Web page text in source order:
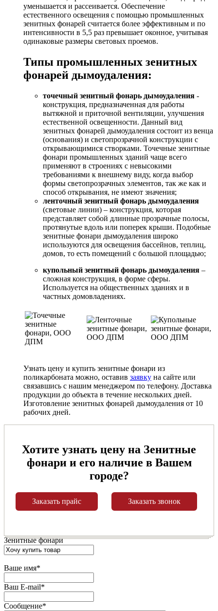
уменьшается и рассеивается. Обеспечение
естественного освещения с помощью промышленных
зенитных фонарей считается более эффективным и по
интенсивности в 5,5 раз превышает оконное, учитывая
одинаковые размеры световых проемов.
Типы промышленных зенитных
фонарей дымоудаления:
точечный зенитный фонарь дымоудаления -
конструкция, предназначенная для работы
вытяжной и приточной вентиляции, улучшения
естественной освещенности. Данный вид
зенитных фонарей дымоудаления состоит из венца
(основания) и светопрозрачной конструкции с
открывающимися створками. Точечные зенитные
фонари промышленных зданий чаще всего
применяют в строениях с невысокими
требованиями к внешнему виду, когда выбор
формы светопрозрачных элементов, так же как и
способ открывания, не имеют значения;
ленточный зенитный фонарь дымоудаления
(световые линии) – конструкция, которая
представляет собой длинные прозрачные полосы,
протянутые вдоль или поперек крыши. Подобные
зенитные фонари дымоудаления широко
используются для освещения бассейнов, теплиц,
домов, то есть помещений с большой площадью;
купольный зенитный фонарь дымоудаления –
сложная конструкция, в форме сферы.
Используется на общественных зданиях и в
частных домовладениях.
Узнать цену и купить зенитные фонари из
поликарбоната можно, оставив заявку на сайте или
связавшись с нашим менеджером по телефону. Доставка
продукции до объекта в течение нескольких дней.
Изготовление зенитных фонарей дымоудаления от 10
рабочих дней.
Хотите узнать цену на Зенитные
фонари и его наличие в Вашем
городе?
Заказать прайс Заказать звонок
Зенитные фонари
Ваше имя*
Ваш E-mail*
Сообщение*